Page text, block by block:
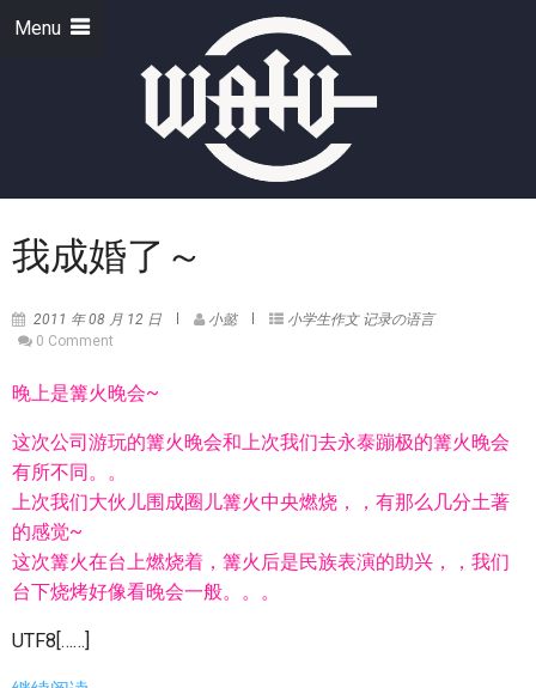
Menu
我成婚了～
2011 年 08 月 12 日 小懿 小学生作文 记录の语言
0 Comment
晚上是篝火晚会~
这次公司游玩的篝火晚会和上次我们去永泰蹦极的篝火晚会
有所不同。。
上次我们大伙儿围成圈儿篝火中央燃烧，，有那么几分土著
的感觉~
这次篝火在台上燃烧着，篝火后是民族表演的助兴，，我们
台下烧烤好像看晚会一般。。。
UTF8[……]